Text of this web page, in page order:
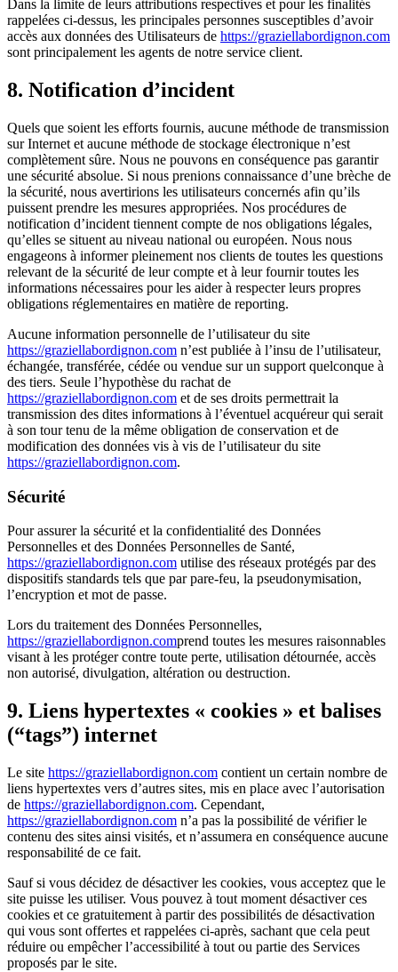
Dans la limite de leurs attributions respectives et pour les finalités
rappelées ci-dessus, les principales personnes susceptibles d’avoir
accès aux données des Utilisateurs de https://graziellabordignon.com
sont principalement les agents de notre service client.
8. Notification d’incident
Quels que soient les efforts fournis, aucune méthode de transmission
sur Internet et aucune méthode de stockage électronique n’est
complètement sûre. Nous ne pouvons en conséquence pas garantir
une sécurité absolue. Si nous prenions connaissance d’une brèche de
la sécurité, nous avertirions les utilisateurs concernés afin qu’ils
puissent prendre les mesures appropriées. Nos procédures de
notification d’incident tiennent compte de nos obligations légales,
qu’elles se situent au niveau national ou européen. Nous nous
engageons à informer pleinement nos clients de toutes les questions
relevant de la sécurité de leur compte et à leur fournir toutes les
informations nécessaires pour les aider à respecter leurs propres
obligations réglementaires en matière de reporting.
Aucune information personnelle de l’utilisateur du site
https://graziellabordignon.com n’est publiée à l’insu de l’utilisateur,
échangée, transférée, cédée ou vendue sur un support quelconque à
des tiers. Seule l’hypothèse du rachat de
https://graziellabordignon.com et de ses droits permettrait la
transmission des dites informations à l’éventuel acquéreur qui serait
à son tour tenu de la même obligation de conservation et de
modification des données vis à vis de l’utilisateur du site
https://graziellabordignon.com.
Sécurité
Pour assurer la sécurité et la confidentialité des Données
Personnelles et des Données Personnelles de Santé,
https://graziellabordignon.com utilise des réseaux protégés par des
dispositifs standards tels que par pare-feu, la pseudonymisation,
l’encryption et mot de passe.
Lors du traitement des Données Personnelles,
https://graziellabordignon.comprend toutes les mesures raisonnables
visant à les protéger contre toute perte, utilisation détournée, accès
non autorisé, divulgation, altération ou destruction.
9. Liens hypertextes « cookies » et balises
(“tags”) internet
Le site https://graziellabordignon.com contient un certain nombre de
liens hypertextes vers d’autres sites, mis en place avec l’autorisation
de https://graziellabordignon.com. Cependant,
https://graziellabordignon.com n’a pas la possibilité de vérifier le
contenu des sites ainsi visités, et n’assumera en conséquence aucune
responsabilité de ce fait.
Sauf si vous décidez de désactiver les cookies, vous acceptez que le
site puisse les utiliser. Vous pouvez à tout moment désactiver ces
cookies et ce gratuitement à partir des possibilités de désactivation
qui vous sont offertes et rappelées ci-après, sachant que cela peut
réduire ou empêcher l’accessibilité à tout ou partie des Services
proposés par le site.